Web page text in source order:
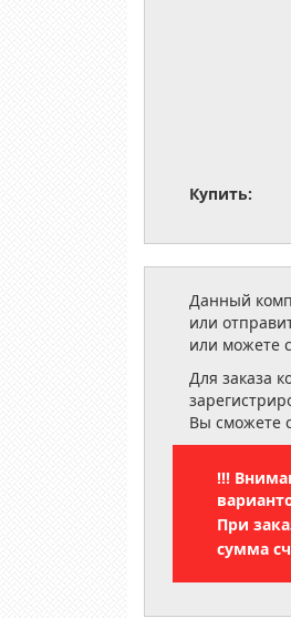
Купить:
Данный
или
или можете
Для заказа
Вы сможете
!!!
При
сумма